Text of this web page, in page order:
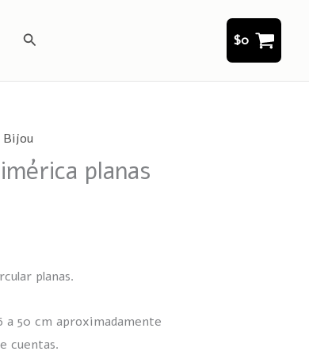
Buscar $0
Bijou
planas
planas.
50 cm aproximadamente
cuentas.